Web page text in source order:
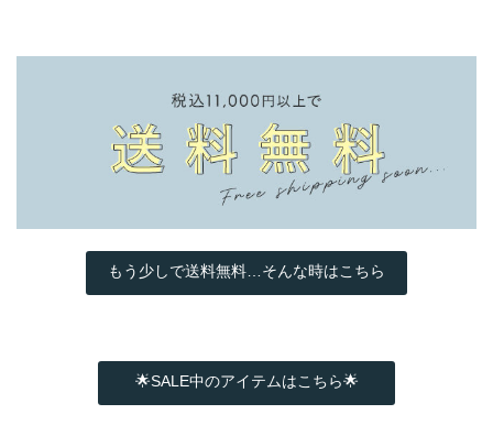
もう少しで送料無料…そんな時はこちら
🌟SALE中のアイテムはこちら🌟